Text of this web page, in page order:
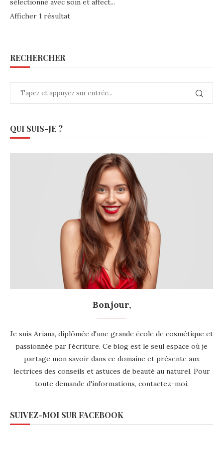
sélectionné avec soin et affect...
Afficher 1 résultat
RECHERCHER
QUI SUIS-JE ?
Bonjour,
Je suis Ariana, diplômée d'une grande école de cosmétique et
passionnée par l'écriture. Ce blog est le seul espace où je
partage mon savoir dans ce domaine et présente aux
lectrices des conseils et astuces de beauté au naturel. Pour
toute demande d'informations, contactez-moi.
SUIVEZ-MOI SUR FACEBOOK